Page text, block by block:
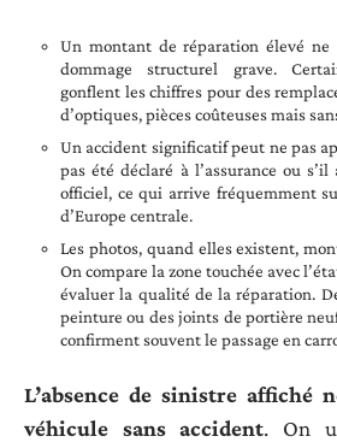
Un montant de réparation élevé
dommage structurel grave.
gonflent les chiffres pour des
d’optiques, pièces coûteuses mais
Un accident significatif peut ne pas
pas été déclaré à l’assurance ou
officiel, ce qui arrive fréquemment
d’Europe centrale.
Les photos, quand elles existent,
On compare la zone touchée avec
évaluer la qualité de la réparation.
peinture ou des joints de portière
confirment souvent le passage en
L’absence de sinistre affiché
véhicule sans accident. On